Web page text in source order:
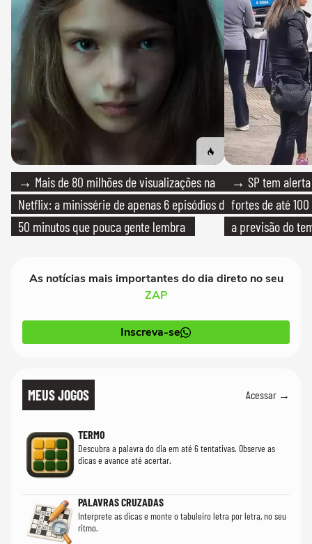
→ Mais de 80 milhões de visualizações na
Netflix: a minissérie de apenas 6 episódios de
50 minutos que pouca gente lembra
→ SP tem
fortes de até
a previsão do
As notícias mais importantes do dia direto no seu
ZAP
Inscreva-se
MEUS JOGOS Acessar →
TERMO
Descubra a palavra do dia em até 6 tentativas. Observe as
dicas e avance até acertar.
PALAVRAS CRUZADAS
Interprete as dicas e monte o tabuleiro letra por letra, no seu
ritmo.